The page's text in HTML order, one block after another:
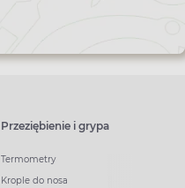
Przeziębienie i grypa
Termometry
Krople do nosa